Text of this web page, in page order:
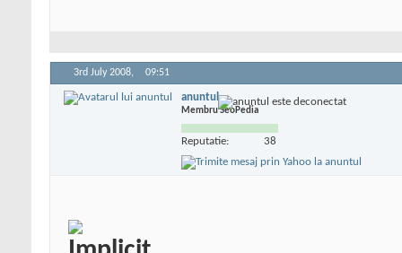
3rd July 2008, 09:51
anuntul
Membru SeoPedia
Reputatie: 38